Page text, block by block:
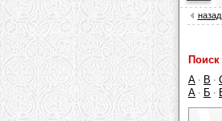
назад
A · B ·
А · Б ·